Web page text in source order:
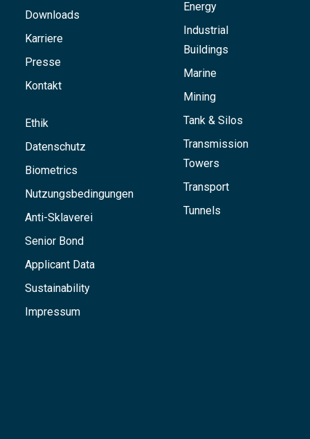
Downloads
Karriere
Presse
Kontakt
Ethik
Datenschutz
Biometrics
Nutzungsbedingungen
Anti-Sklaverei
Senior Bond
Applicant Data
Sustainability
Impressum
Energy
Industrial
Buildings
Marine
Mining
Tank & Silos
Transmission
Towers
Transport
Tunnels